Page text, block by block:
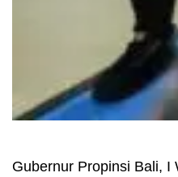
Gubernur Propinsi Bali, I